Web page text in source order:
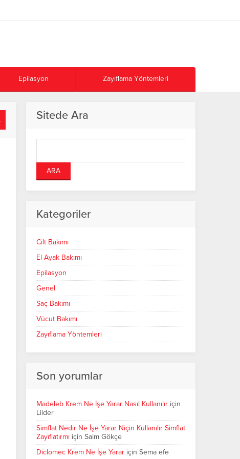
Epilasyon Zayıflama Yöntemleri
Sitede Ara
Kategoriler
Cilt Bakımı
El Ayak Bakımı
Epilasyon
Genel
Saç Bakımı
Vücut Bakımı
Zayıflama Yöntemleri
Son yorumlar
Madeleb Krem Ne İşe Yarar Nasıl Kullanılır için
Liider
Simflat Nedir Ne İşe Yarar Niçin Kullanılır Simflat
Zayıflatırmı için Saim Gökçe
Diclomec Krem Ne İşe Yarar için Sema efe